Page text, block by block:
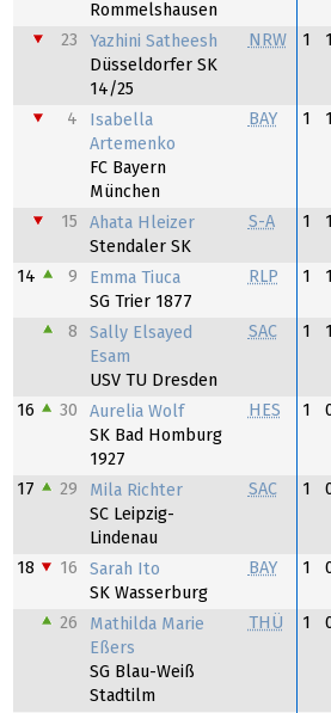
Rommelshausen
23
Yazhini Satheesh
Düsseldorfer SK
14/25
NRW 1 1
4
Isabella
Artemenko
FC Bayern
München
BAY 1 1
15
Ahata Hleizer
Stendaler SK
S-A 1 1
14 9
Emma Tiuca
SG Trier 1877
RLP 1 1
8
Sally Elsayed
Esam
USV TU Dresden
SAC 1 1
16 30
Aurelia Wolf
SK Bad Homburg
1927
HES 1
17 29
Mila Richter
SC Leipzig-
Lindenau
SAC 1
18 16
Sarah Ito
SK Wasserburg
BAY 1
26
Mathilda Marie
Eßers
SG Blau-Weiß
Stadtilm
THÜ 1